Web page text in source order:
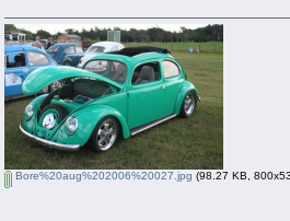
Bore%20aug%202006%20027.jpg (98.27 KB,